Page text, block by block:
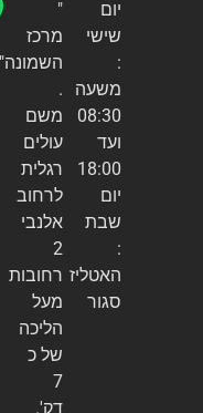
שישי
משעה
08:30
18:00
שבת
האטליז
סגור
מרכז
השמונה"
.
משם
עולים
רגלית
לרחוב
אלנבי
רחובות
מעל
הליכה
של כ
דק'.